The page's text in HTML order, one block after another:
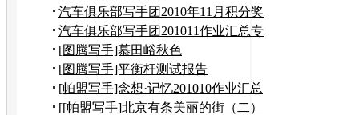
汽车俱乐部写手团2010年11月积分奖
励申请
汽车俱乐部写手团201011作业汇总专
贴
[图腾写手]慕田峪秋色
[图腾写手]平衡杆测试报告
[帕盟写手]念想·记忆201010作业汇总
[[帕盟写手]北京有条美丽的街（二）